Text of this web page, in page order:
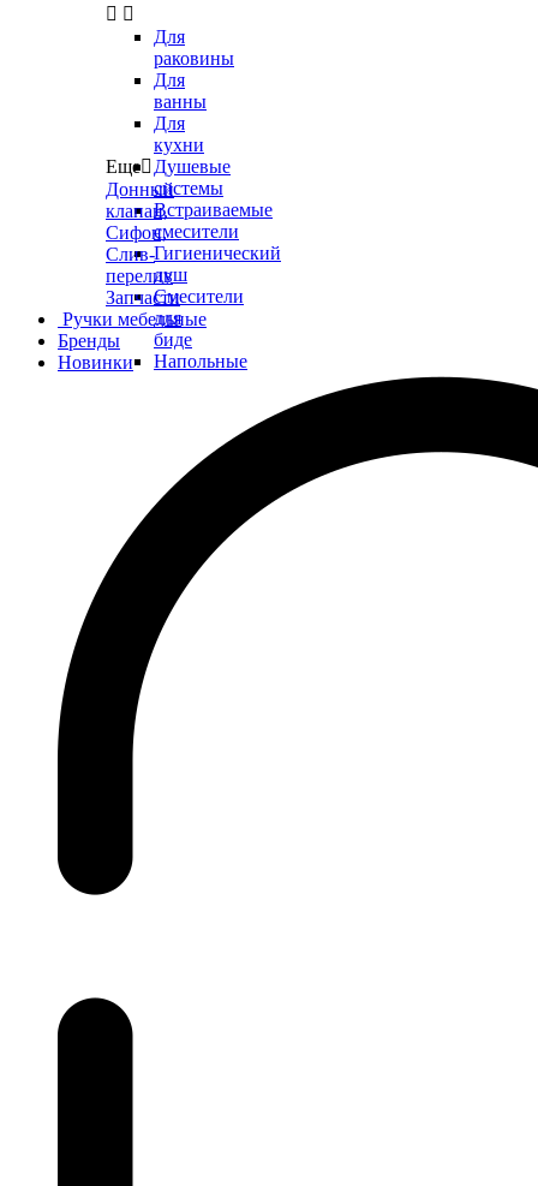
 
Для
раковины
Для
ванны
Для
кухни
Душевые
системы
Встраиваемые
смесители
Гигиенический
душ
Смесители
для
биде
Напольные
Еще
Донный
клапан,
Сифон,
Слив-
перелив
Запчасти
Ручки мебельные
Бренды
Новинки